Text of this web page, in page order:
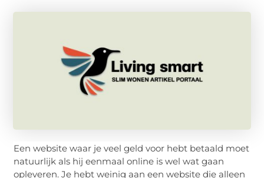
Een website waar je veel geld voor hebt betaald moet
natuurlijk als hij eenmaal online is wel wat gaan
opleveren. Je hebt weinig aan een website die alleen